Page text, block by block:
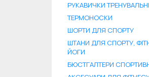
РУКАВИЧКИ ТРЕНУВАЛЬНІ
ТЕРМОНОСКИ
ШОРТИ ДЛЯ СПОРТУ
ШТАНИ ДЛЯ СПОРТУ,
ЙОГИ
БЮСТГАЛТЕРИ